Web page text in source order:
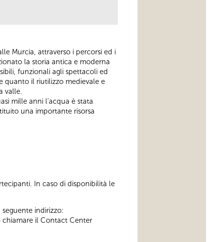
Murcia, attraverso i percorsi ed i
la storia antica e moderna
funzionali agli spettacoli ed
quanto il riutilizzo medievale e
valle.
mille anni l’acqua è stata
una importante risorsa
In caso di disponibilità le
indirizzo:
chiamare il Contact Center